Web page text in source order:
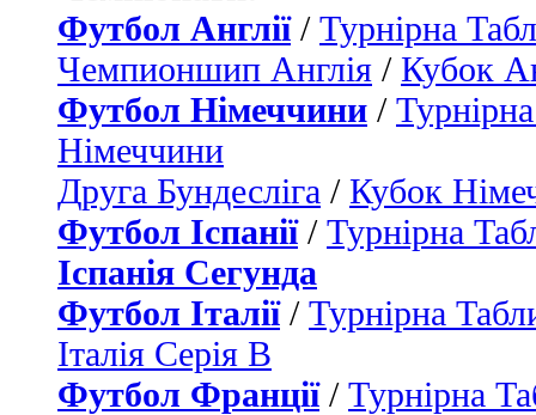
Футбол Англії/ Турнірна
Чемпионшип Англія / Кубок
Футбол Німеччини /
Німеччини
Друга Бундесліга / Кубок
Футбол Іспанії/ Турнірна
Іспанія Сегунда
Футбол Італії/ Турнірна
Італія Серія B
Футбол Франції/ Турнірна